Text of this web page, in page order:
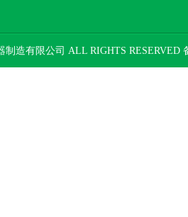
造有限公司 ALL RIGHTS RESERVED